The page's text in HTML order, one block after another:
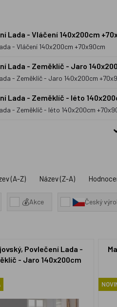
Lada - Vláčení 140x200cm
- Vláčení 140x200cm +70x90cm
Lada - Zeměklíč - Jaro
- Zeměklíč - Jaro 140x200cm
Lada - Zeměklíč - léto
- Zeměklíč - léto 140x200cm
(A-Z) Název (Z-A)
💰Akce Český
Povlečení Lada -
- Jaro 140x200cm